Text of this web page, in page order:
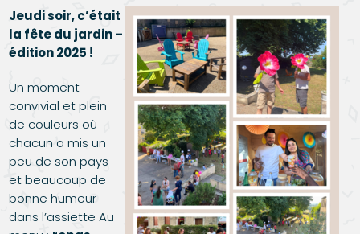
Jeudi soir, c’était
la fête du jardin –
édition 2025 !
Un moment
convivial et plein
de couleurs où
chacun a mis un
peu de son pays
et beaucoup de
bonne humeur
dans l’assiette Au